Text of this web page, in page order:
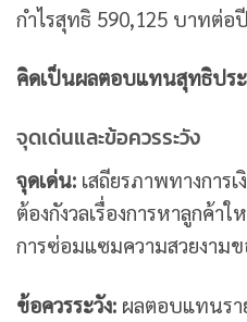
กำไรสุทธิ 590,125 บาทต่อปี
คิดเป็นผลตอบแทนสุทธิปร
จุดเด่นและข้อควรระวัง
จุดเด่น: เสถียรภาพทางการ
ต้องกังวลเรื่องการหาลูกค้า
การซ่อมแซมความสวยงามข
ข้อควรระวัง: ผลตอบแทนรา